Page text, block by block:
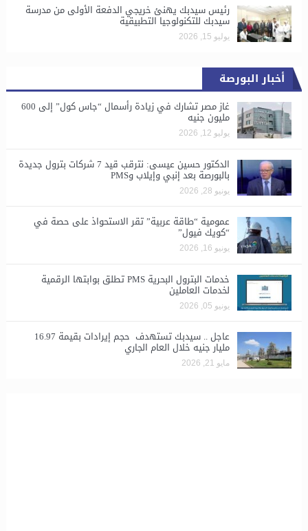
رئيس سيدبك يهنئ خريجي الدفعة الأولى من مدرسة
سيدبك للتكنولوجيا التطبيقية
يوليو 15, 2026
أخبار البورصة
غاز مصر تشارك في زيادة رأسمال “جاس كول” إلى 600
مليون جنيه
يوليو 12, 2026
الدكتور حسين عيسى: نترقب قيد 7 شركات بترول جديدة
بالبورصة بعد إنبي وإيلاب وPMS
يونيو 28, 2026
​عمومية “طاقة عربية” تقر الاستحواذ على حصة في
“كويك فيول”
يونيو 16, 2026
خدمات البترول البحرية PMS تطلق بوابتها الرقمية
لخدمات العاملين
يونيو 05, 2026
عاجل .. سيدبك تستهدف حجم إيرادات بقيمة 16.97
مليار جنيه خلال العام الجاري
مايو 21, 2026